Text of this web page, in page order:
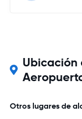
Ubicación
Otros lugares de